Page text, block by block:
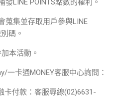
LINE POINTS點數的權利。
蒐集並存取用戶參與LINE
碼。
本活動。
一卡通MONEY客服中心詢問：
卡付款：客服專線(02)6631-